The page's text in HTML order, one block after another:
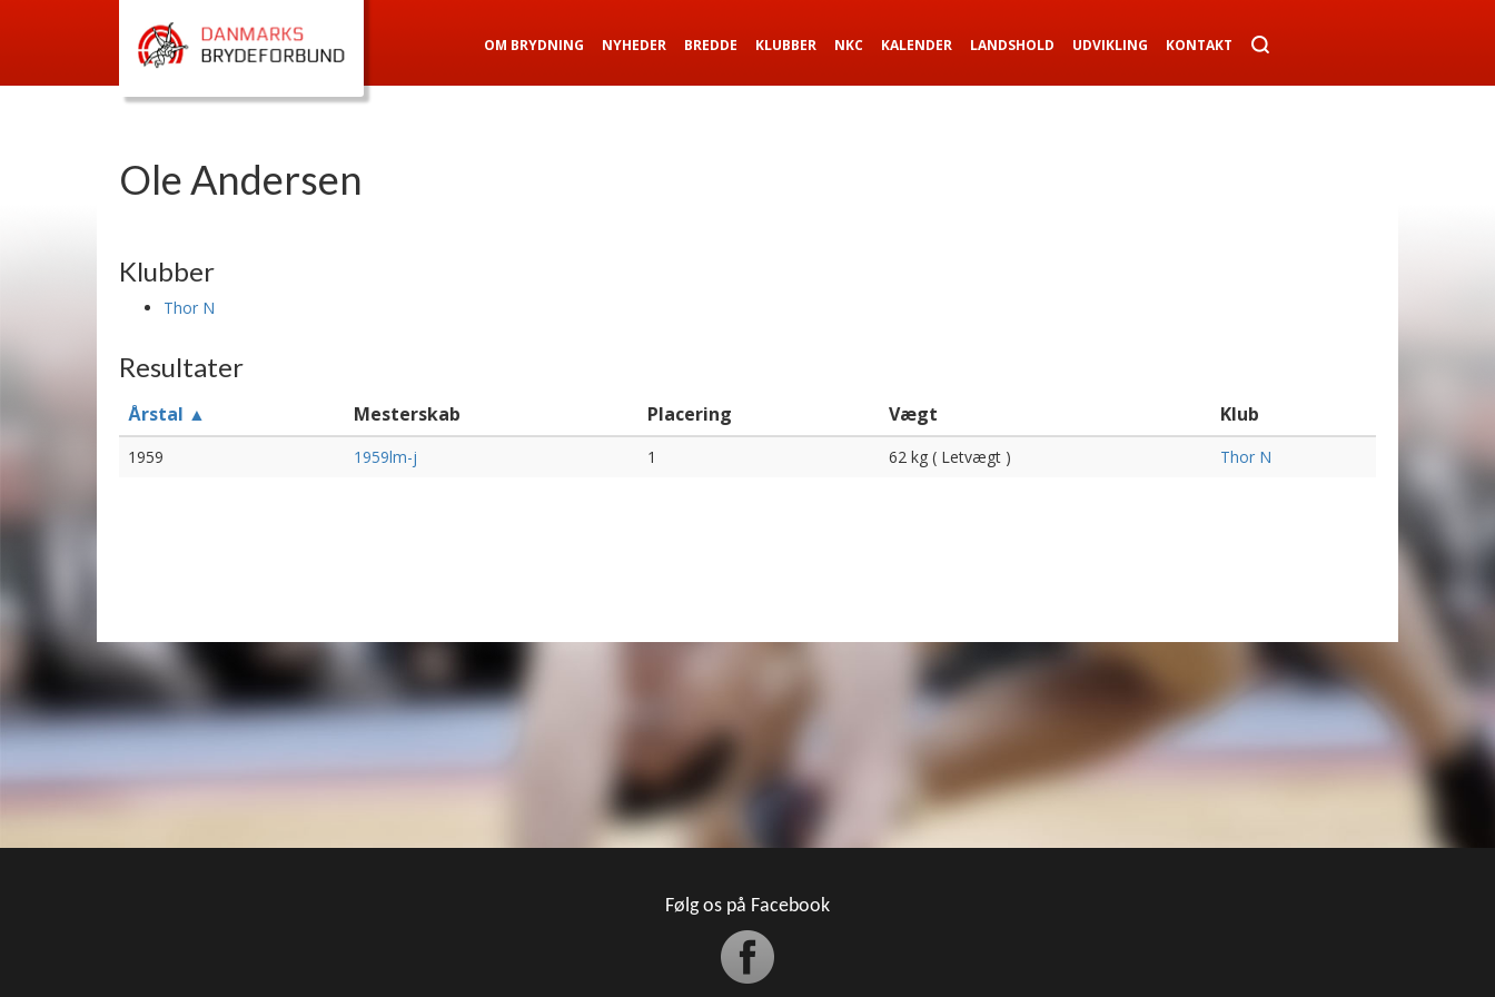
OM BRYDNING NYHEDER BREDDE KLUBBER NKC KALENDER LANDSHOLD UDVIKLING KONTAKT
Ole Andersen
Klubber
Thor N
Resultater
Årstal ▲ Mesterskab Placering Vægt Klub
1959 1959lm-j 1 62 kg ( Letvægt ) Thor N
Følg os på Facebook